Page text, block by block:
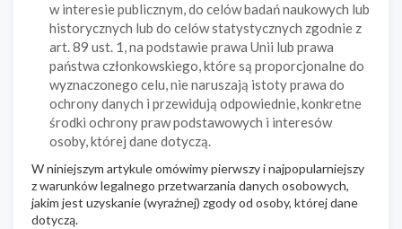
w interesie publicznym, do celów badań naukowych lub
historycznych lub do celów statystycznych zgodnie z
art. 89 ust. 1, na podstawie prawa Unii lub prawa
państwa członkowskiego, które są proporcjonalne do
wyznaczonego celu, nie naruszają istoty prawa do
ochrony danych i przewidują odpowiednie, konkretne
środki ochrony praw podstawowych i interesów
osoby, której dane dotyczą.
W niniejszym artykule omówimy pierwszy i najpopularniejszy
z warunków legalnego przetwarzania danych osobowych,
jakim jest uzyskanie (wyraźnej) zgody od osoby, której dane
dotyczą.